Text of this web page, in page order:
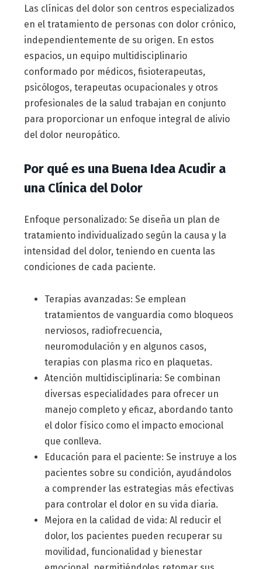
Las clínicas del dolor son centros especializados
en el tratamiento de personas con dolor crónico,
independientemente de su origen. En estos
espacios, un equipo multidisciplinario
conformado por médicos, fisioterapeutas,
psicólogos, terapeutas ocupacionales y otros
profesionales de la salud trabajan en conjunto
para proporcionar un enfoque integral de alivio
del dolor neuropático.
Por qué es una Buena Idea Acudir a
una Clínica del Dolor
Enfoque personalizado: Se diseña un plan de
tratamiento individualizado según la causa y la
intensidad del dolor, teniendo en cuenta las
condiciones de cada paciente.
Terapias avanzadas: Se emplean
tratamientos de vanguardia como bloqueos
nerviosos, radiofrecuencia,
neuromodulación y en algunos casos,
terapias con plasma rico en plaquetas.
Atención multidisciplinaria: Se combinan
diversas especialidades para ofrecer un
manejo completo y eficaz, abordando tanto
el dolor físico como el impacto emocional
que conlleva.
Educación para el paciente: Se instruye a los
pacientes sobre su condición, ayudándolos
a comprender las estrategias más efectivas
para controlar el dolor en su vida diaria.
Mejora en la calidad de vida: Al reducir el
dolor, los pacientes pueden recuperar su
movilidad, funcionalidad y bienestar